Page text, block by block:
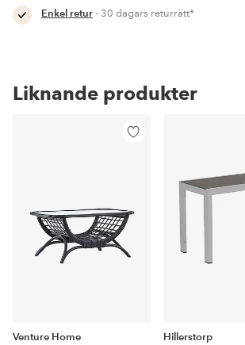
Enkel retur- 30 dagars returrätt*
Liknande produkter
Venture Home
Hillerstorp